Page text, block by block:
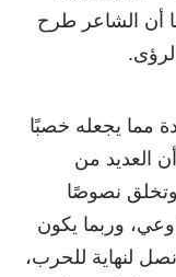
أن الشاعر طرح
.
مما يجعله خصبًا
أن العديد من
وتخلق نصوصًا
وعي، وربما يكون
نصل لنهاية للحرب،